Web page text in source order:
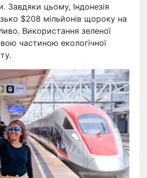
Завдяки цьому, Індонезія
$208 мільйонів щороку на
Використання зеленої
частиною екологічної